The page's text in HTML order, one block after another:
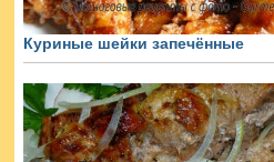
Куриные шейки запечённые